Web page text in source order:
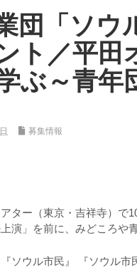
団「ソウ
ト／平田
ぶ～青年
募集情報
ター（東京・吉祥寺）で
演」を前に、みどころや
ソウル市民』 『ソウル市